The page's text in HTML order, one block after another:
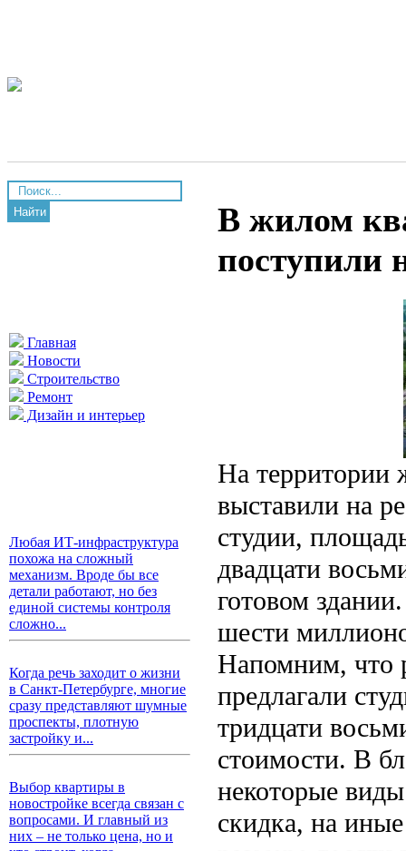
Найти
Главная
Новости
Строительство
Ремонт
Дизайн и интерьер
Любая ИТ-инфраструктура
похожа на сложный
механизм. Вроде бы все
детали работают, но без
единой системы контроля
сложно...
Когда речь заходит о жизни
в Санкт-Петербурге, многие
сразу представляют шумные
проспекты, плотную
застройку и...
Выбор квартиры в
новостройке всегда связан с
вопросами. И главный из
них – не только цена, но и
В жилом
поступили
На территории
выставили на
студии,
двадцати
готовом
шести
Напомним, что
предлагали
тридцати
стоимости. В
некоторые
скидка, на